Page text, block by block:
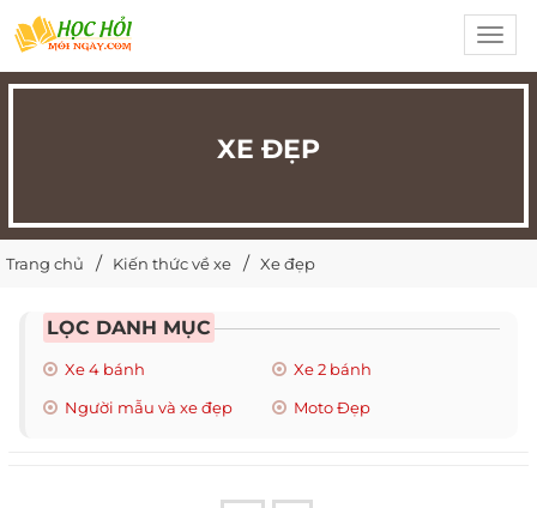
XE ĐẸP
Trang chủ Kiến thức về xe Xe đẹp
LỌC DANH MỤC
Xe 4 bánh
Xe 2 bánh
Người mẫu và xe đẹp
Moto Đẹp